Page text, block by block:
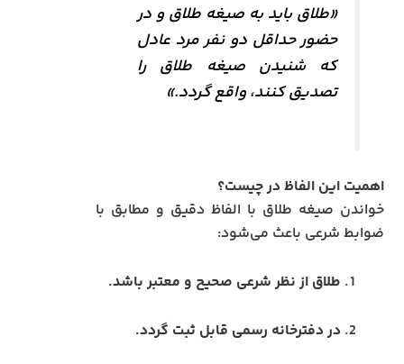
«طلاق باید به صیغه طلاق و در
حضور حداقل دو نفر مرد عادل
که شنیدن صیغه طلاق را
تصدیق کنند، واقع گردد.»
اهمیت این الفاظ در چیست؟
خواندن صیغه طلاق با الفاظ دقیق و مطابق با
ضوابط شرعی باعث می‌شود:
طلاق از نظر شرعی صحیح و معتبر باشد.
در دفترخانه رسمی قابل ثبت گردد.